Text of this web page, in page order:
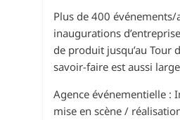
Plus de 400 événements/
inaugurations
de produit jusqu’au Tour
savoir-faire est aussi
Agence événementielle :
mise en scène /